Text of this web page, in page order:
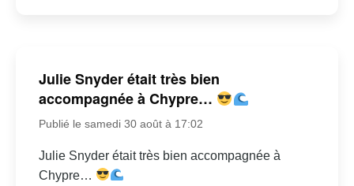
Julie Snyder était très bien
accompagnée à Chypre…
Publié le samedi 30 août à 17:02
Julie Snyder était très bien accompagnée à
Chypre…